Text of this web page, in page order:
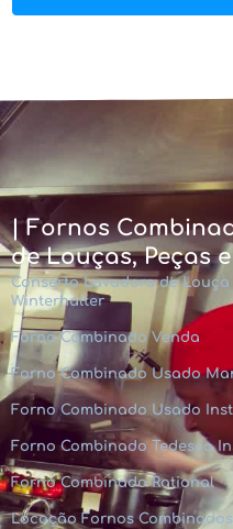
| Fornos
de Louças, Peças
Conserto Lavadora de Louça
Winterhalter
Forno Combinado Venda
Forno Combinado Usado
Forno Combinado Usado
Forno Combinado Tedesco
Forno Combinado Rational
Locação Fornos Combinados